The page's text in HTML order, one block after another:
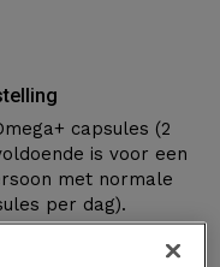
capsules (2
is voor een
met normale
per dag).